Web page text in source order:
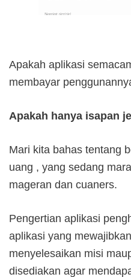
Apakah aplikasi
membayar
Apakah hanya isapan
Mari kita bahas tentang
uang , yang sedang
mageran dan cuaners.
Pengertian aplikasi
aplikasi yang
menyelesaikan misi
disediakan agar